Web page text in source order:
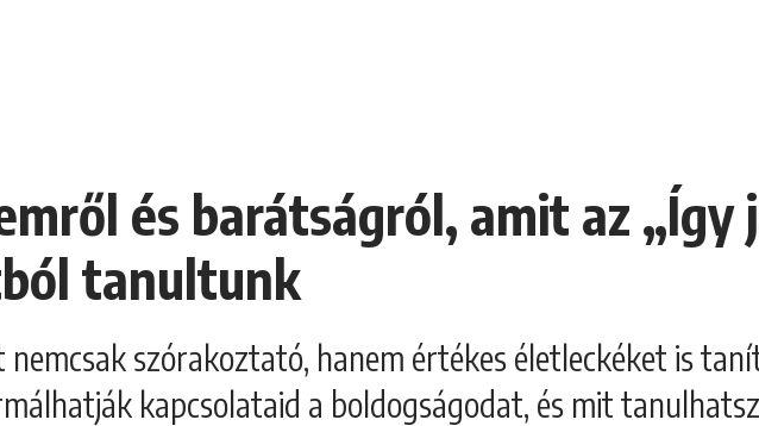
és barátságról, amit az „Így
tanultunk
szórakoztató, hanem értékes életleckéket is
kapcsolataid a boldogságodat, és mit